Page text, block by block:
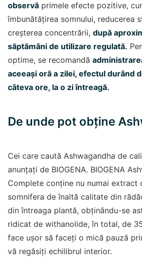
observă primele efecte pozitive,
îmbunătățirea somnului, reducerea
creșterea concentrării, după
săptămâni de utilizare regulată.
optime, se recomandă
aceeași oră a zilei, efectul durând
câteva ore, la o zi întreagă.
De unde pot obține
Cei care caută Ashwagandha de
anunțați de BIOGENA. BIOGENA
Complete conține nu numai extract
somnifera de înaltă calitate din
din întreaga plantă, obținându-se
ridicat de withanolide, în total, de
face ușor să faceți o mică pauză
vă regăsiți echilibrul interior.